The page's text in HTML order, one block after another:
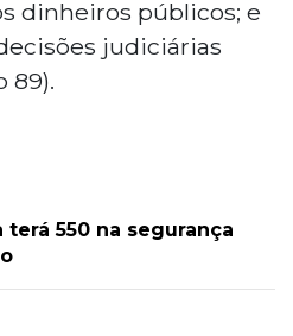
dinheiros públicos; e
judiciárias
89).
550 na segurança